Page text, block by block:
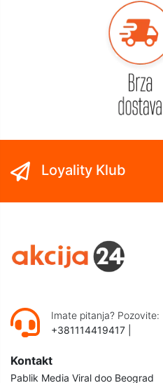
Loyality Klub
Imate pitanja? Pozovite:
+381114419417
Kontakt
Pablik Media Viral doo Beograd